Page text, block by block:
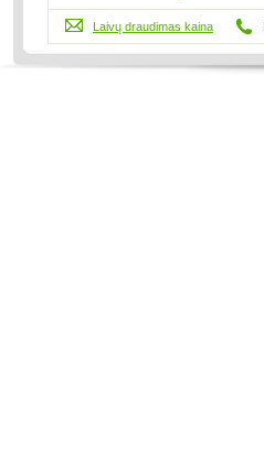
Laivų draudimas kaina